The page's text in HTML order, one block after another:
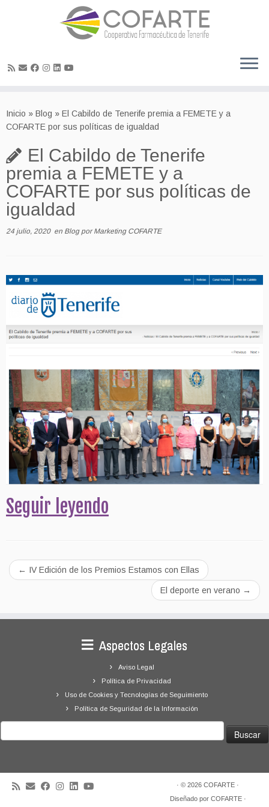
content
Inicio » Blog » El Cabildo de Tenerife premia a FEMETE y a
COFARTE por sus políticas de igualdad
El Cabildo de Tenerife
premia a FEMETE y a
COFARTE por sus políticas de
igualdad
24 julio, 2020en Blog porMarketing COFARTE
Seguir leyendo
← IV Edición de los Premios Estamos con Ellas
El deporte en verano →
Aspectos Legales
Aviso Legal
Política de Privacidad
Uso de Cookies y Tecnologías de Seguimiento
Política de Seguridad de la Información
·© 2026 COFARTE ·
Diseñado por COFARTE·